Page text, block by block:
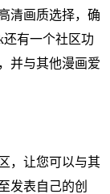
清画质选择，确
有一个社区功
并与其他漫画爱
，让您可以与其
发表自己的创